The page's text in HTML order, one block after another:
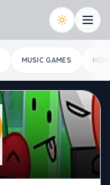
MUSIC GAMES